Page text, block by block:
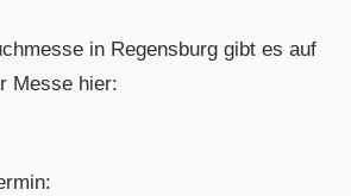
in Regensburg gibt es auf
Messe hier: